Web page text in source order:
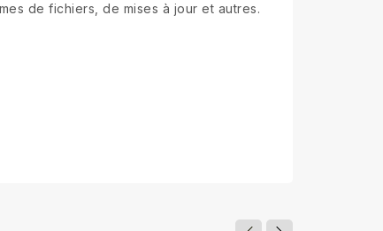
de fichiers, de mises à jour et autres.